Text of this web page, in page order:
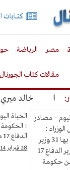
كتـــابات
مصر الرياضة
مقالات كتاب الجورنال
خالد ميري: لن
الحياة
الدفاع 17 منهم من حكومة الببلاوي
28 فبراير 2014 6:00 م